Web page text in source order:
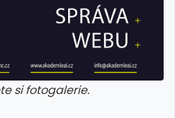
si fotogalerie.